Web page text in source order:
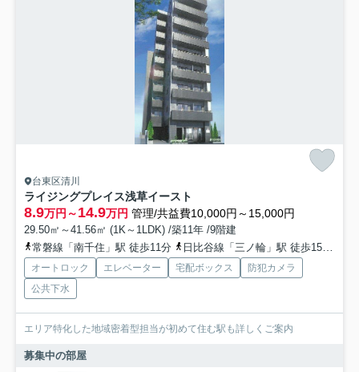
台東区清川
ライジングプレイス浅草イースト
8.9万円～14.9万円 管理/共益費10,000円～15,000円
29.50㎡～41.56㎡ (1K～1LDK) /築11年 /9階建
常磐線「南千住」駅 徒歩11分
日比谷線「三ノ輪」駅 徒歩15分
オートロック エレベーター 宅配ボックス
防犯カメラ
公共下水
エリア特化した地域密着型担当が初めて住む駅も詳しくご案内
募集中の部屋